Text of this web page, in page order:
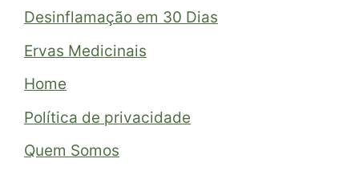
Desinflamação em 30 Dias
Ervas Medicinais
Home
Política de privacidade
Quem Somos